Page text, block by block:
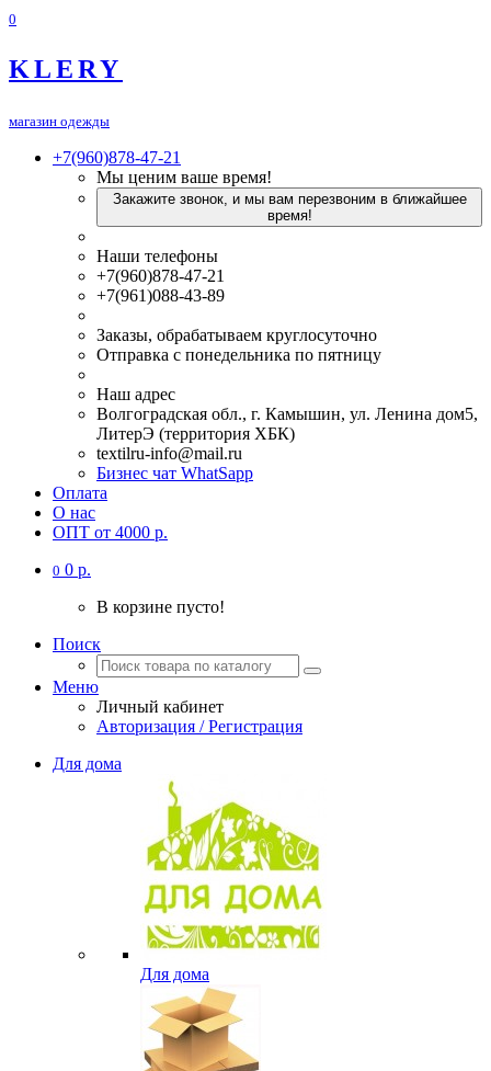
0
KLERY
магазин одежды
+7(960)878-47-21
Мы ценим ваше время!
Закажите звонок, и мы вам перезвоним в ближайшее
время!
Наши телефоны
+7(960)878-47-21
+7(961)088-43-89
Заказы, обрабатываем круглосуточно
Отправка с понедельника по пятницу
Наш адрес
Волгоградская обл., г. Камышин, ул. Ленина дом5,
ЛитерЭ (территория ХБК)
textilru-info@mail.ru
Бизнес чат WhatSapp
Оплата
О нас
ОПТ от 4000 р.
0 0 р.
В корзине пусто!
Поиск
Меню
Личный кабинет
Авторизация / Регистрация
Для дома
Для дома